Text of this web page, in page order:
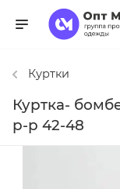
Куртки
Куртка-
р-р 42-48